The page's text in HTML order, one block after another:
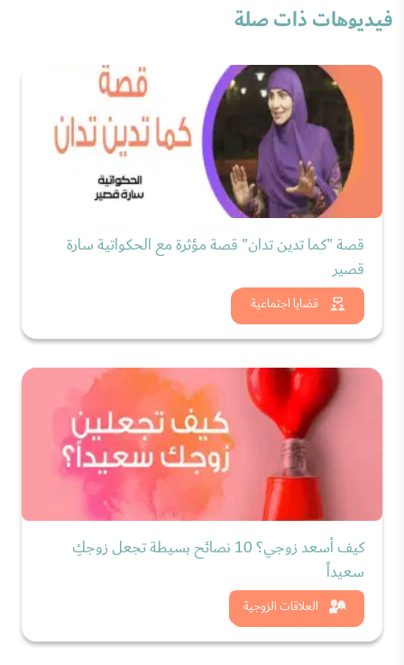
فيديوهات ذات صلة
قضايا اجتماعية
قصة "كما تدين تدان" قصة مؤثرة مع الحكواتية سارة
قصير
شاهد الان
العلاقات الزوجية
كيف أسعد زوجي؟ 10 نصائح بسيطة تجعل زوجكِ
سعيداً
شاهد الان